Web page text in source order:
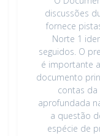
discussões
fornece
Norte 1
seguidos. O
é importante
documento
contas da
aprofundada
a questão
espécie de